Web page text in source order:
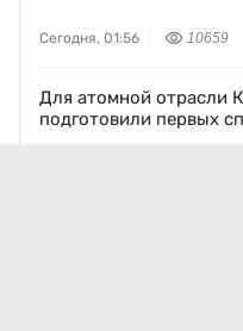
Сегодня, 01:56 10659
Для атомной отрасли
подготовили первых